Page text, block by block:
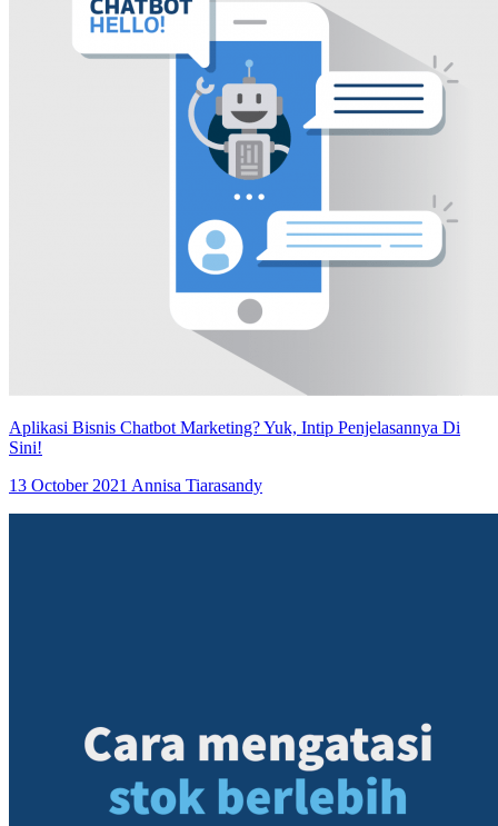
Aplikasi Bisnis Chatbot Marketing? Yuk, Intip Penjelasannya Di
Sini!
13 October 2021 Annisa Tiarasandy